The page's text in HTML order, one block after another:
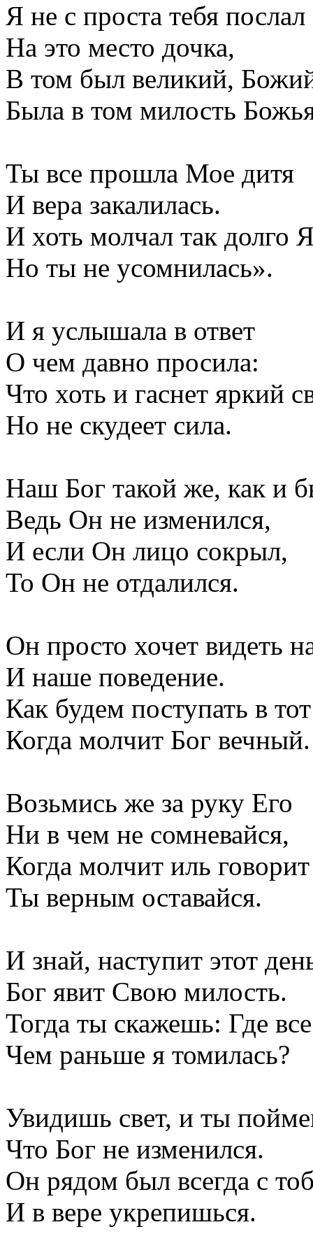
Я не с проста тебя послал
На это место дочка,
В том был великий,
Была в том милость
Ты все прошла Мое дитя
И вера закалилась.
И хоть молчал так долго
Но ты не усомнилась».
И я услышала в ответ
О чем давно просила:
Что хоть и гаснет яркий
Но не скудеет сила.
Наш Бог такой же, как и
Ведь Он не изменился,
И если Он лицо сокрыл,
То Он не отдалился.
Он просто хочет видеть
И наше поведение.
Как будем поступать в
Когда молчит Бог вечный.
Возьмись же за руку Его
Ни в чем не сомневайся,
Когда молчит иль говорит
Ты верным оставайся.
И знай, наступит этот
Бог явит Свою милость.
Тогда ты скажешь: Где
Чем раньше я томилась?
Увидишь свет, и ты
Что Бог не изменился.
Он рядом был всегда с
И в вере укрепишься.